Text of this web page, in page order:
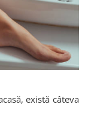
există câteva